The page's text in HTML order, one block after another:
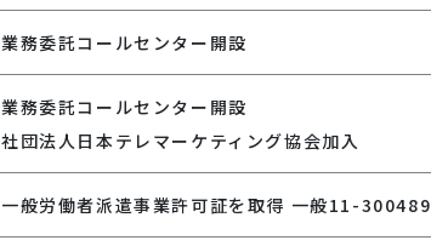
業務委託コールセンター開設
業務委託コールセンター開設
社団法人日本テレマーケティング協会加入
一般労働者派遣事業許可証を取得 一般11-300489